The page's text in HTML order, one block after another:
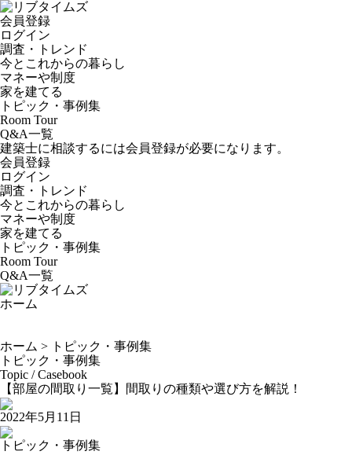
会員登録
ログイン
調査・トレンド
今とこれからの暮らし
マネーや制度
家を建てる
トピック・事例集
Room Tour
Q&A一覧
建築士に相談するには会員登録が必要になります。
会員登録
ログイン
調査・トレンド
今とこれからの暮らし
マネーや制度
家を建てる
トピック・事例集
Room Tour
Q&A一覧
ホーム
ホーム > トピック・事例集
トピック・事例集
Topic / Casebook
【部屋の間取り一覧】間取りの種類や選び方を解説！
2022年5月11日
トピック・事例集